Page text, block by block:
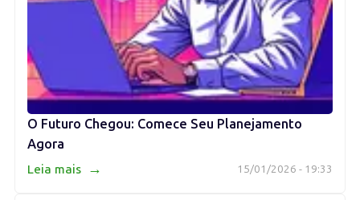
O Futuro Chegou: Comece Seu Planejamento
Agora
15/01/2026 - 19:33
Leia mais →